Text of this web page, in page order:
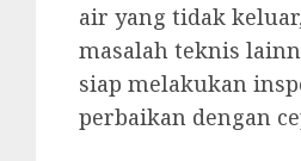
air yang tidak
masalah teknis
siap melakukan
perbaikan dengan